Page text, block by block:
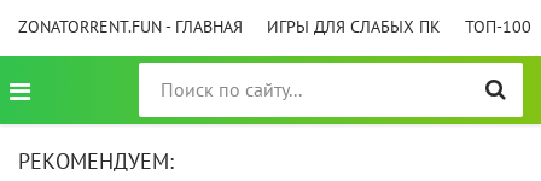
ZONATORRENT.FUN - ГЛАВНАЯ ИГРЫ ДЛЯ СЛАБЫХ ПК ТОП-100
РЕКОМЕНДУЕМ: